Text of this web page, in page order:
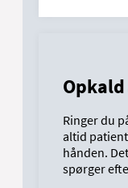
Ringer du
altid
hånden.
spørger